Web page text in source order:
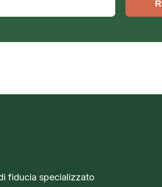
fiducia specializzato